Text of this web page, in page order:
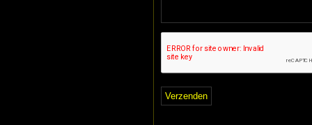
Verzenden